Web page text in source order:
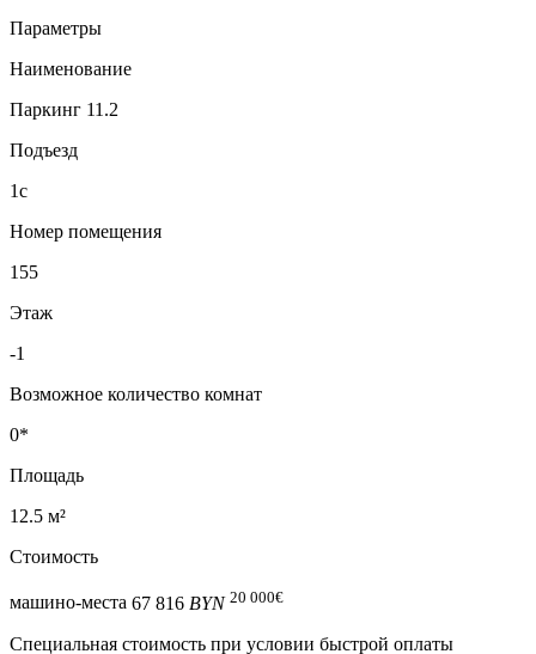
Параметры
Наименование
Паркинг 11.2
Подъезд
1с
Номер помещения
155
Этаж
-1
Возможное количество комнат
0*
Площадь
12.5 м²
Стоимость
машино-места 67 816 BYN 20 000€
Специальная cтоимость при условии быстрой оплаты